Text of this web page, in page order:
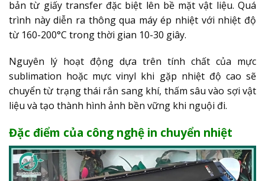
bản từ giấy transfer đặc biệt lên bề mặt vật liệu. Quá
trình này diễn ra thông qua máy ép nhiệt với nhiệt độ
từ 160-200°C trong thời gian 10-30 giây.
Nguyên lý hoạt động dựa trên tính chất của mực
sublimation hoặc mực vinyl khi gặp nhiệt độ cao sẽ
chuyển từ trạng thái rắn sang khí, thấm sâu vào sợi vật
liệu và tạo thành hình ảnh bền vững khi nguội đi.
Đặc điểm của công nghệ in chuyển nhiệt